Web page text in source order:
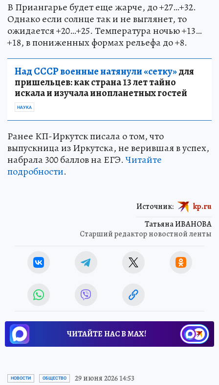
В Приангарье будет еще жарче, до +27…+32.
Однако если солнце так и не выглянет, то
ожидается +20…+25. Температура ночью +13…
+18, в пониженных формах рельефа до +8.
Над СССР военные натянули «сетку»для
пришельцев: как страна 13 лет тайно
искала и изучала инопланетных гостей
НАУКА
Ранее КП-Иркутск писала о том, что
выпускница из Иркутска, не верившая в успех,
набрала 300 баллов на ЕГЭ.Читайте
подробности.
Татьяна ИВАНОВА
Старший редактор новостной ленты
Источник: kp.ru
ЧИТАЙТЕ НАС В МАХ!
НОВОСТИ ОБЩЕСТВО 29 июня 2026 14:53